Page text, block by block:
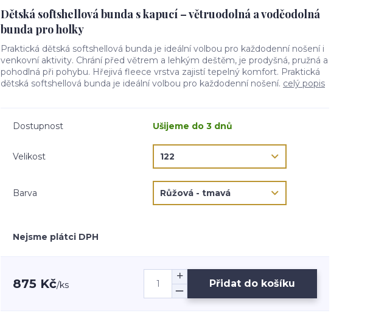
Dětská softshellová bunda s kapucí – větruodolná a voděodolná
bunda pro holky
Praktická dětská softshellová bunda je ideální volbou pro každodenní nošení i
venkovní aktivity. Chrání před větrem a lehkým deštěm, je prodyšná, pružná a
pohodlná při pohybu. Hřejivá fleece vrstva zajistí tepelný komfort. Praktická
dětská softshellová bunda je ideální volbou pro každodenní nošení. celý popis
Dostupnost Ušijeme do 3 dnů
Velikost
Barva
Nejsme plátci DPH
875 Kč/ks Přidat do košíku